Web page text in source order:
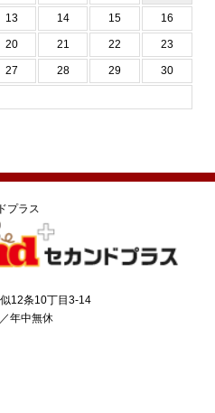
13 14 15 16
20 21 22 23
27 28 29 30
プラス
12条10丁目3-14
年中無休